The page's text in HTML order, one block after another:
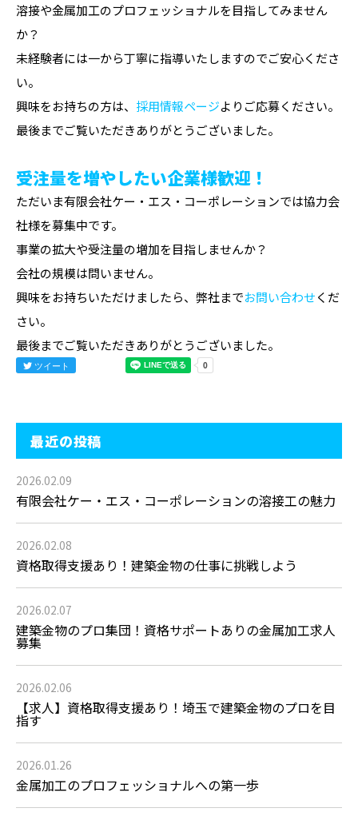
溶接や金属加工のプロフェッショナルを目指してみません
か？
未経験者には一から丁寧に指導いたしますのでご安心くださ
い。
興味をお持ちの方は、 採用情報ページよりご応募ください。
最後までご覧いただきありがとうございました。
受注量を増やしたい企業様歓迎！
ただいま有限会社ケー・エス・コーポレーションでは協力会
社様を募集中です。
事業の拡大や受注量の増加を目指しませんか？
会社の規模は問いません。
興味をお持ちいただけましたら、弊社までお問い合わせくだ
さい。
最後までご覧いただきありがとうございました。
ツイート
最近の投稿
2026.02.09
有限会社ケー・エス・コーポレーションの溶接工の魅力
2026.02.08
資格取得支援あり！建築金物の仕事に挑戦しよう
2026.02.07
建築金物のプロ集団！資格サポートありの金属加工求人
募集
2026.02.06
【求人】資格取得支援あり！埼玉で建築金物のプロを目
指す
2026.01.26
金属加工のプロフェッショナルへの第一歩